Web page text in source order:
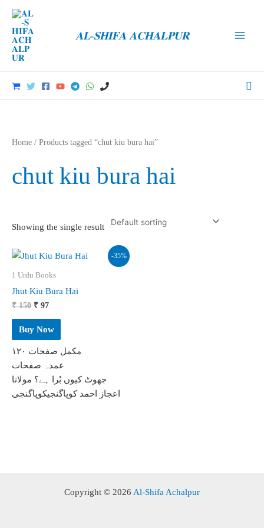
content
𝐀𝐋-𝐒𝐇𝐈𝐅𝐀 𝐀𝐂𝐇𝐀𝐋𝐏𝐔𝐑
Home / Products tagged “chut kiu bura hai”
chut kiu bura hai
Showing the single result
-35%
1 Urdu Books
Jhut Kiu Bura Hai
₹150 Original
was:
₹ 150.
₹ 97Current
₹ 97.
Buy Now
مکمل صفحات ۱۲۰
عمدہ صفحات
جھوٹ کیوں بُرا ہے؟ مولانا
اعجاز احمد کوپاگنجیکوپاگنجی
Copyright © 2026 Al-Shifa Achalpur